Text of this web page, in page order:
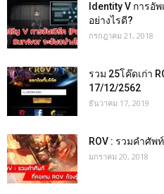
Identity V การอั
อย่างไรดี?
กรกฎาคม 21, 2018
รวม 25โค๊ดเก่า
17/12/2562
ธันวาคม 17, 2019
ROV : รวมคำศัพ
มกราคม 20, 2018